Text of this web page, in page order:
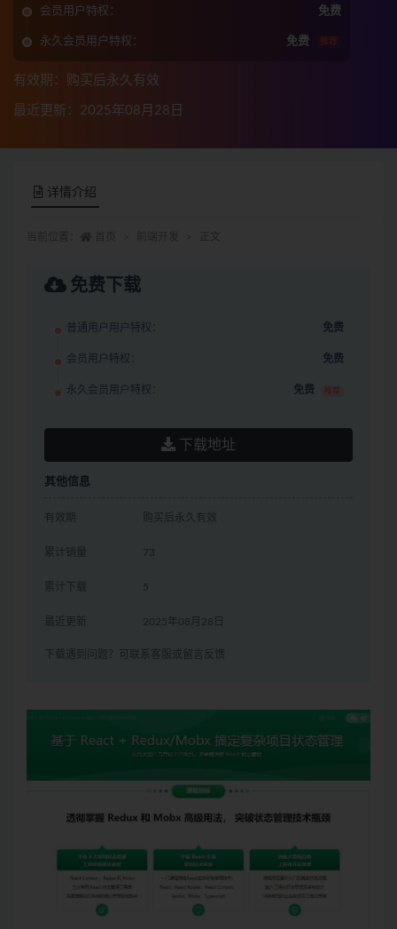
会员用户特权： 免费
永久会员用户特权： 免费 推荐
有效期：购买后永久有效
最近更新：2025年08月28日
详情介绍
免费下载
普通用户用户特权： 免费
会员用户特权： 免费
永久会员用户特权： 免费 推荐
下载地址
其他信息
有效期 购买后永久有效
累计销量 73
累计下载 5
最近更新 2025年08月28日
下载遇到问题？可联系客服或留言反馈